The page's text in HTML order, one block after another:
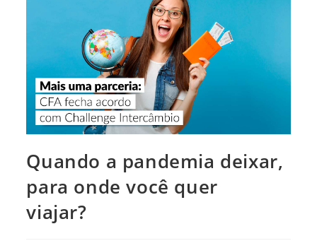
Quando a pandemia deixar,
para onde você quer
viajar?